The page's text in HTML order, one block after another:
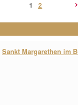
1 2
Sankt Margarethen im